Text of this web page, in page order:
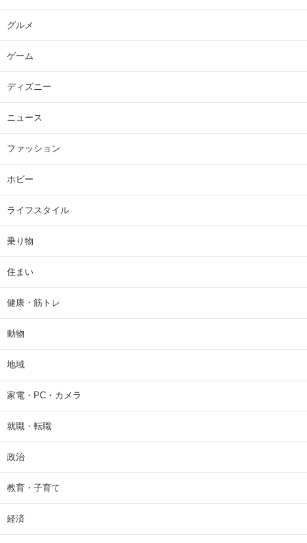
グルメ
ゲーム
ディズニー
ニュース
ファッション
ホビー
ライフスタイル
乗り物
住まい
健康・筋トレ
動物
地域
家電・PC・カメラ
就職・転職
政治
教育・子育て
経済